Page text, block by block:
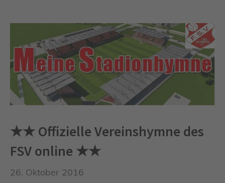
★★ Offizielle Vereinshymne des
FSV online ★★
26. Oktober 2016